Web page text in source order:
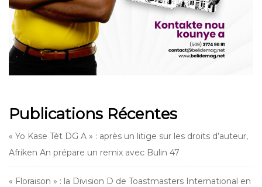
Publications Récentes
« Yo Kase Tèt DG A » : après un litige sur les droits d’auteur,
Afriken An prépare un remix avec Bulin 47
« Floraison » : la Division D de Toastmasters International en